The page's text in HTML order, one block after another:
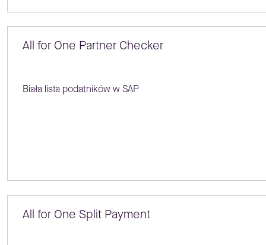
All for One Partner Checker
Biała lista podatników w SAP
All for One Split Payment